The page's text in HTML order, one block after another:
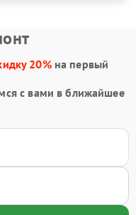
20%на первый
с вами в ближайшее